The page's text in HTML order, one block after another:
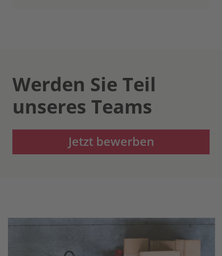
Werden Sie Teil
unseres Teams
Jetzt bewerben